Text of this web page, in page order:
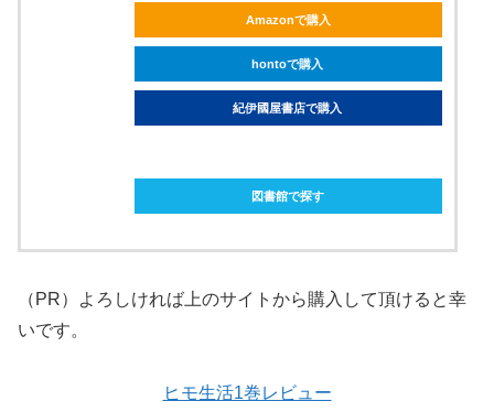
Amazonで購入
hontoで購入
紀伊國屋書店で購入
図書館で探す
（PR）よろしければ上のサイトから購入して頂けると幸
いです。
ヒモ生活1巻レビュー